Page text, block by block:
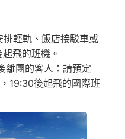
排輕軌、飯店接駁車或
飛的班機。
離團的客人：請預定
19:30後起飛的國際班